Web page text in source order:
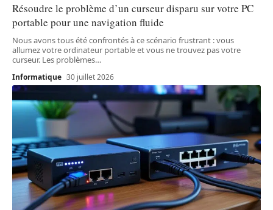
Résoudre le problème d’un curseur disparu sur votre PC
portable pour une navigation fluide
Nous avons tous été confrontés à ce scénario frustrant : vous
allumez votre ordinateur portable et vous ne trouvez pas votre
curseur. Les problèmes…
Informatique 30 juillet 2026